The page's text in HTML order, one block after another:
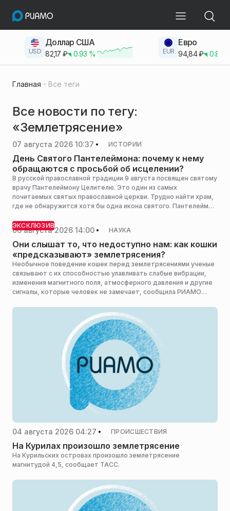
USD
Доллар США
82,17 ₽ 0.93 % EUR
Евро
94,84₽ 0.83
Главная Все теги
Все новости по тегу:
«Землетрясение»
07 августа 2026 10:37 ИСТОРИИ
День Святого Пантелеймона: почему к нему
обращаются с просьбой об исцелении?
В русской православной традиции 9 августа посвящен святому
врачу Пантелеймону Целителю. Это один из самых
почитаемых святых православной церкви. Трудно найти храм,
где не обнаружится хотя бы одна икона святого. Пантелеймон
Зачастую храмы, посвященные ему, строятся недалеко от
больниц. В день памяти святого в материале РИАМО
рассказываем о жизни Пантелеймона, его становлении как
врача и страданиях, которые выпали на его долю.
ЭКСКЛЮЗИВ
06 августа 2026 14:00 НАУКА
Они слышат то, что недоступно нам: как кошки
«предсказывают» землетрясения?
Необычное поведение кошек перед землетрясениями ученые
связывают с их способностью улавливать слабые вибрации,
изменения магнитного поля, атмосферного давления и другие
сигналы, которые человек не замечает, сообщила РИАМО
Гриненко.
04 августа 2026 04:27 ПРОИСШЕСТВИЯ
На Курилах произошло землетрясение
На Курильских островах произошло землетрясение
магнитудой 4,5, сообщает ТАСС.